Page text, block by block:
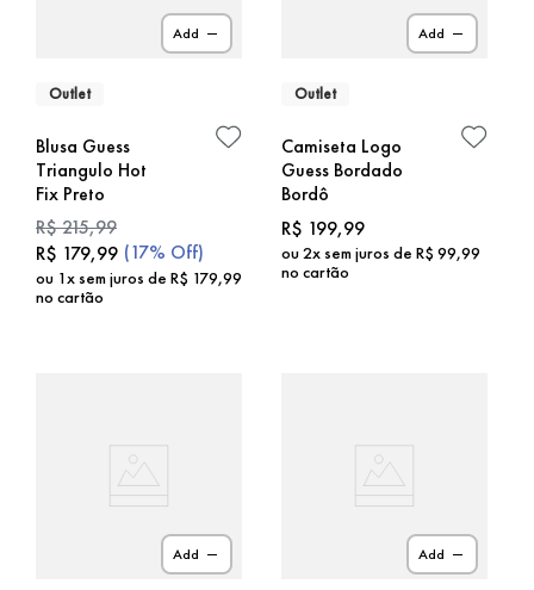
Add
Outlet
Blusa Guess
Triangulo Hot
Fix Preto
R$215,99
R$ 179,99 (17% Off)
ou 1x sem juros de R$ 179,99
no cartão
Add
Outlet
Camiseta Logo
Guess Bordado
Bordô
R$ 199,99
ou2x sem juros de R$ 99,99
no cartão
Add Add